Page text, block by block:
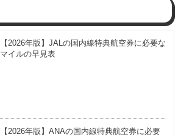
【2026年版】JALの国内線特典航空券に必要な
マイルの早見表
【2026年版】ANAの国内線特典航空券に必要